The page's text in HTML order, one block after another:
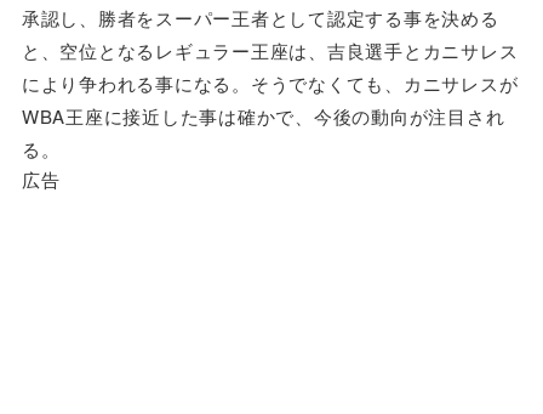
承認し、勝者をスーパー王者として認定する事を決める
と、空位となるレギュラー王座は、吉良選手とカニサレス
により争われる事になる。そうでなくても、カニサレスが
WBA王座に接近した事は確かで、今後の動向が注目され
る。
広告